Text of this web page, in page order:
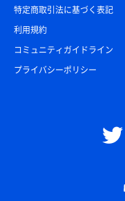
特定商取引法に基づく表記
利用規約
コミュニティガイドライン
プライバシーポリシー